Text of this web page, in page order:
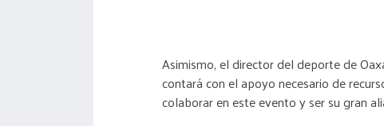
Asimismo, el director del deporte de
contará con el apoyo necesario de
colaborar en este evento y ser su gran